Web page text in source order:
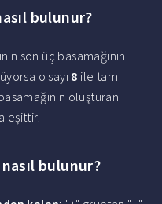
bulunur?
son üç basamağının
o sayı 8 ile tam
oluşturan
eşittir.
bulunur?